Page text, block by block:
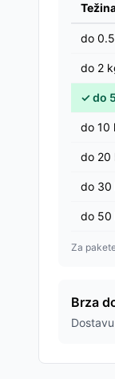
do 0.5
do 2
✓do 5
do 10
do 20
do 30
do 50
Za
Brza